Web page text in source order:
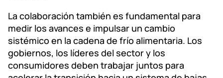
La colaboración también es fundamental para
medir los avances e impulsar un cambio
sistémico en la cadena de frío alimentaria. Los
gobiernos, los líderes del sector y los
consumidores deben trabajar juntos para